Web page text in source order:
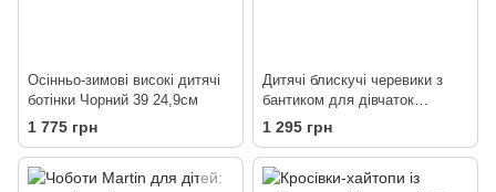
Осінньо-зимові високі дитячі
ботінки Чорний 39 24,9см
1 775 грн
Дитячі блискучі черевики з
бантиком для дівчаток
Срібний 31 19см
1 295 грн